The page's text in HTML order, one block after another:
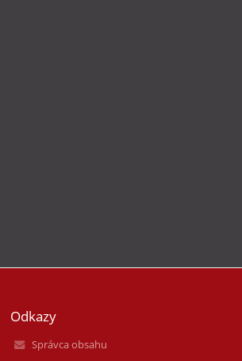
Odkazy
Správca obsahu